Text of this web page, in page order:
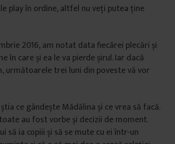
play în ordine, altfel nu veți putea ține
2016, am notat data fiecărei plecări și
în care și ea le va pierde șirul. Iar dacă
trei luni din poveste vă vor
ce gândește Mădălina și ce vrea să facă.
au fost vorbe și decizii de moment.
să ia copiii și să se mute cu ei într-un